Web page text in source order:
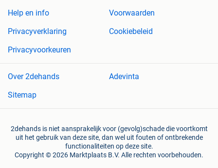
Help en info
Voorwaarden
Privacyverklaring
Cookiebeleid
Privacyvoorkeuren
Over 2dehands
Adevinta
Sitemap
2dehands is niet aansprakelijk voor (gevolg)schade die voortkomt
uit het gebruik van deze site, dan wel uit fouten of ontbrekende
functionaliteiten op deze site.
Copyright © 2026 Marktplaats B.V. Alle rechten voorbehouden.